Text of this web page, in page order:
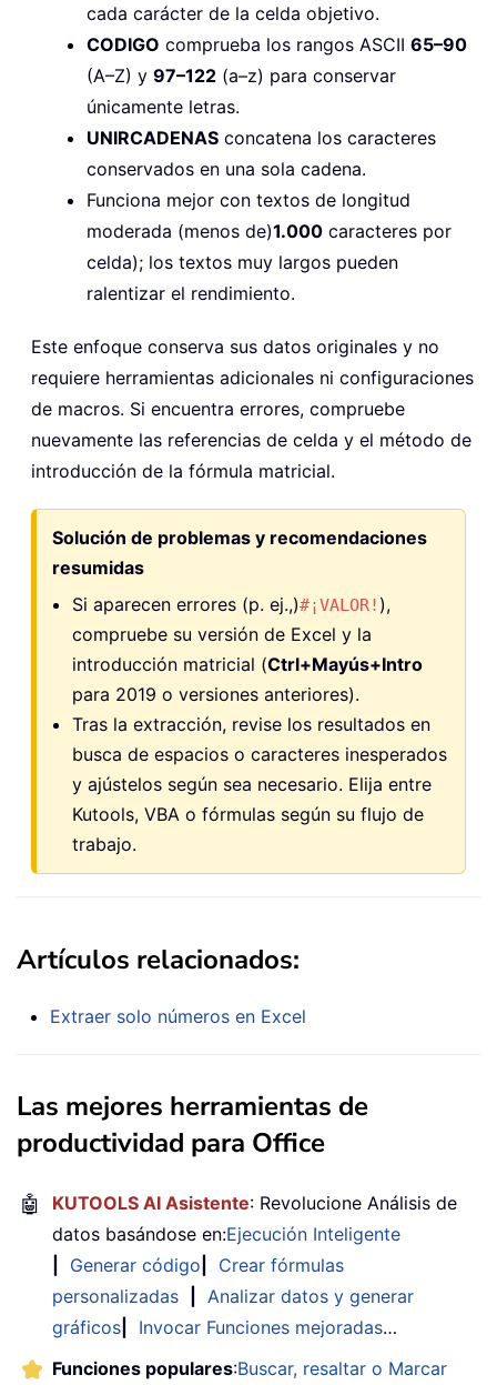
cada carácter de la celda objetivo.
CODIGO comprueba los rangos ASCII 65–90
(A–Z) y 97–122 (a–z) para conservar
únicamente letras.
UNIRCADENAS concatena los caracteres
conservados en una sola cadena.
Funciona mejor con textos de longitud
moderada (menos de)1.000 caracteres por
celda); los textos muy largos pueden
ralentizar el rendimiento.
Este enfoque conserva sus datos originales y no
requiere herramientas adicionales ni configuraciones
de macros. Si encuentra errores, compruebe
nuevamente las referencias de celda y el método de
introducción de la fórmula matricial.
Solución de problemas y recomendaciones
resumidas
Si aparecen errores (p. ej.,)#¡VALOR! ),
compruebe su versión de Excel y la
introducción matricial (Ctrl+Mayús+Intro
para 2019 o versiones anteriores).
Tras la extracción, revise los resultados en
busca de espacios o caracteres inesperados
y ajústelos según sea necesario. Elija entre
Kutools, VBA o fórmulas según su flujo de
trabajo.
Artículos relacionados:
Extraer solo números en Excel
Las mejores herramientas de
productividad para Office
🤖 KUTOOLS AI Asistente: Revolucione Análisis de
datos basándose en:Ejecución Inteligente
Generar código
Crear fórmulas
personalizadas
Analizar datos y generar
gráficos
Invocar Funciones mejoradas…
Funciones populares:Buscar, resaltar o Marcar